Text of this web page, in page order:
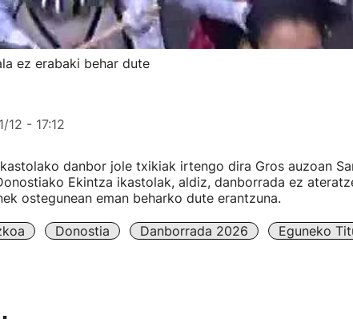
ez erabaki behar dute
12 - 17:12
danbor jole txikiak irtengo dira Gros auzoan
Ekintza ikastolak, aldiz, danborrada ez
ostegunean eman beharko dute erantzuna.
Donostia Danborrada 2026
Eguneko